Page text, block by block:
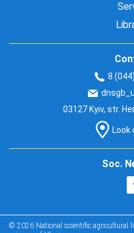
8
03127 Kyiv, str.
Look
Soc.
© 2026 National scientific agricultural